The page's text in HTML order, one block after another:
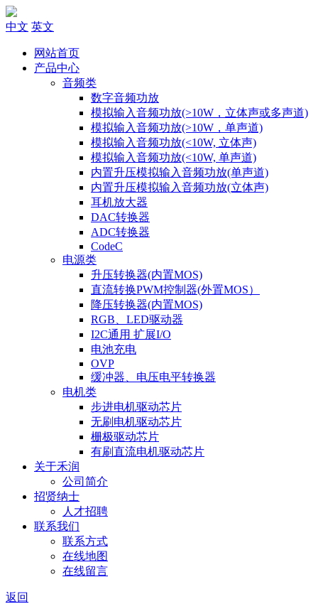
中文 英文
网站首页
产品中心
音频类
数字音频功放
模拟输入音频功放(>10W，立体声或多声道)
模拟输入音频功放(>10W，单声道)
模拟输入音频功放(<10W, 立体声)
模拟输入音频功放(<10W, 单声道)
内置升压模拟输入音频功放(单声道)
内置升压模拟输入音频功放(立体声)
耳机放大器
DAC转换器
ADC转换器
CodeC
电源类
升压转换器(内置MOS)
直流转换PWM控制器(外置MOS）
降压转换器(内置MOS)
RGB、LED驱动器
I2C通用 扩展I/O
电池充电
OVP
缓冲器、电压电平转换器
电机类
步进电机驱动芯片
无刷电机驱动芯片
栅极驱动芯片
有刷直流电机驱动芯片
关于禾润
公司简介
招贤纳士
人才招聘
联系我们
联系方式
在线地图
在线留言
返回